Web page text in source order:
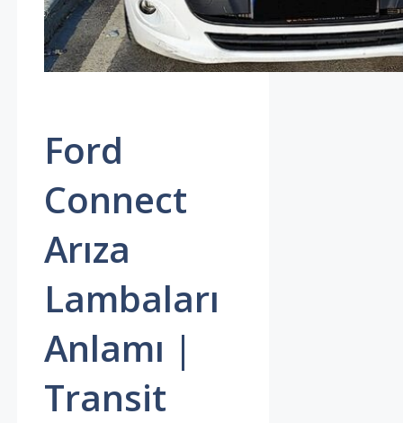
Ford
Connect
Arıza
Lambaları
Anlamı |
Transit